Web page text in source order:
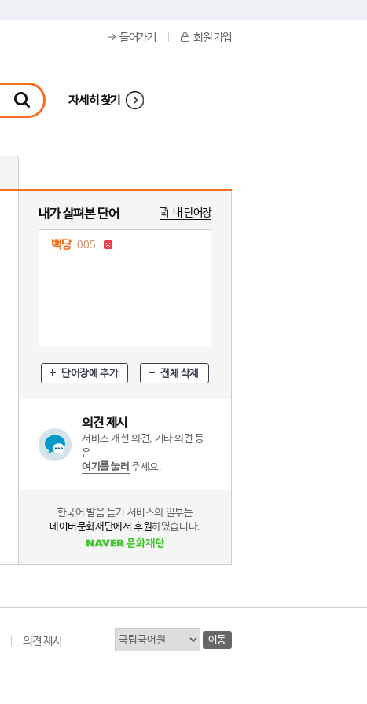
들어가기 회원 가입
자세히 찾기
내가 살펴본 단어 내 단어장
백당 005
단어장에 추가 전체 삭제
의견 제시
서비스 개선 의견, 기타 의견 등
은
여기를 눌러 주세요.
한국어 발음 듣기 서비스의 일부는
네이버문화재단에서 후원하였습니다.
의견 제시 이동